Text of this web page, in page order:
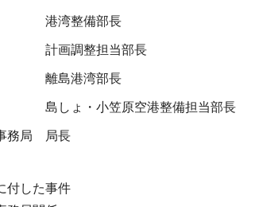
港湾整備部長
計画調整担当部長
離島港湾部長
島しょ・小笠原空港整備担当部長
務局 局長
付した事件